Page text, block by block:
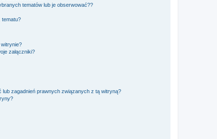
tematów lub je obserwować??
tematu?
załączniki?
zagadnień prawnych związanych z tą witryną?